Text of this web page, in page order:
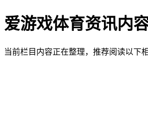
爱游戏体育资讯内
当前栏目内容正在整理，推荐阅读以下